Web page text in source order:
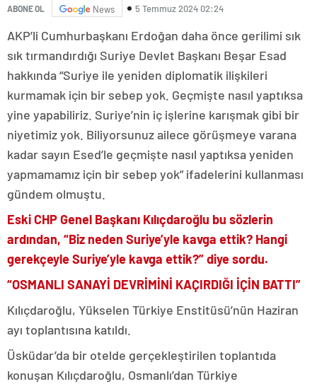
ABONE OL News 5 Temmuz 2024 02:24
AKP’li Cumhurbaşkanı Erdoğan daha önce gerilimi sık
sık tırmandırdığı Suriye Devlet Başkanı Beşar Esad
hakkında “Suriye ile yeniden diplomatik ilişkileri
kurmamak için bir sebep yok. Geçmişte nasıl yaptıksa
yine yapabiliriz. Suriye’nin iç işlerine karışmak gibi bir
niyetimiz yok. Biliyorsunuz ailece görüşmeye varana
kadar sayın Esed’le geçmişte nasıl yaptıksa yeniden
yapmamamız için bir sebep yok” ifadelerini kullanması
gündem olmuştu.
Eski CHP Genel Başkanı Kılıçdaroğlu bu sözlerin
ardından, “Biz neden Suriye’yle kavga ettik? Hangi
gerekçeyle Suriye’yle kavga ettik?” diye sordu.
“OSMANLI SANAYİ DEVRİMİNİ KAÇIRDIĞI İÇİN BATTI”
Kılıçdaroğlu, Yükselen Türkiye Enstitüsü’nün Haziran
ayı toplantısına katıldı.
Üsküdar’da bir otelde gerçekleştirilen toplantıda
konuşan Kılıçdaroğlu, Osmanlı’dan Türkiye